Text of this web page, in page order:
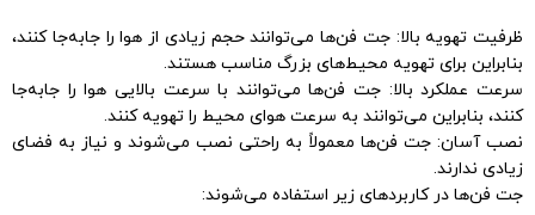
ظرفیت تهویه بالا: جت فن‌ها می‌توانند حجم زیادی از هوا را جابه‌جا کنند،
بنابراین برای تهویه محیط‌های بزرگ مناسب هستند.
سرعت عملکرد بالا: جت فن‌ها می‌توانند با سرعت بالایی هوا را جابه‌جا
کنند، بنابراین می‌توانند به سرعت هوای محیط را تهویه کنند.
نصب آسان: جت فن‌ها معمولاً به راحتی نصب می‌شوند و نیاز به فضای
زیادی ندارند.
جت فن‌ها در کاربردهای زیر استفاده می‌شوند: